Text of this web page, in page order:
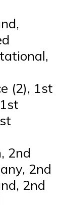
(2), 1st
2nd
2nd
2nd